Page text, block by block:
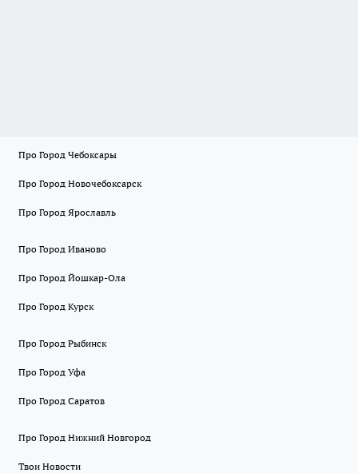
Про Город Чебоксары
Про Город Новочебоксарск
Про Город Ярославль
Про Город Иваново
Про Город Йошкар-Ола
Про Город Курск
Про Город Рыбинск
Про Город Уфа
Про Город Саратов
Про Город Нижний Новгород
Твои Новости